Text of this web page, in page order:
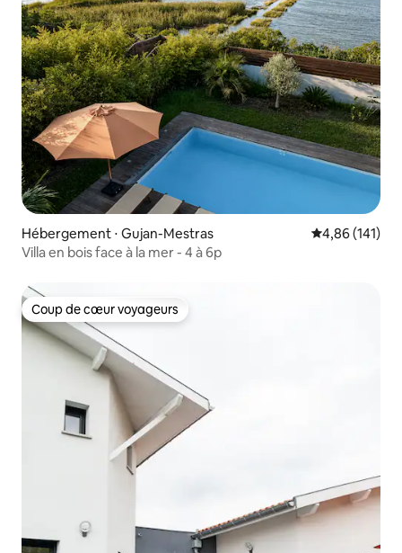
Hébergement ⋅ Gujan-Mestras Évaluation
4,86 (141)
Villa en bois face à la mer - 4 à 6p
Coup de cœur voyageurs
Coup de cœur voyageurs